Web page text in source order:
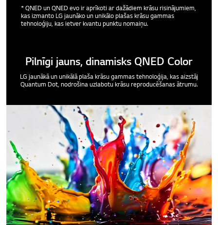
* QNED un QNED evo ir aprīkoti ar dažādiem krāsu risinājumiem,
kas izmanto LG jaunāko un unikālo plašas krāsu gammas
tehnoloģiju, kas ietver kvantu punktu nomaiņu.
Pilnīgi jauns, dinamisks QNED Color
LG jaunākā un unikālā plaša krāsu gammas tehnoloģija, kas aizstāj
Quantum Dot, nodrošina uzlabotu krāsu reproducēšanas ātrumu.